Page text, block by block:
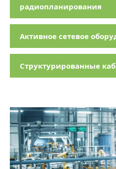
радиопланирования
Активное сетевое
Структурированные